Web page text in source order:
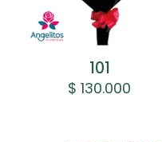
101
$ 130.000